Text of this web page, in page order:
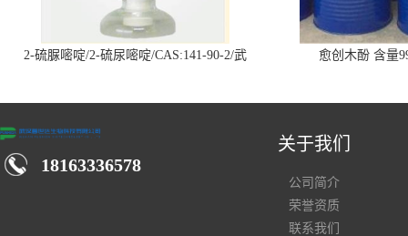
2-硫脲嘧啶/2-硫尿嘧啶/CAS:141-90-2/武
愈创木酚 含量
18163336578
关于我们
公司简介
荣誉资质
联系我们